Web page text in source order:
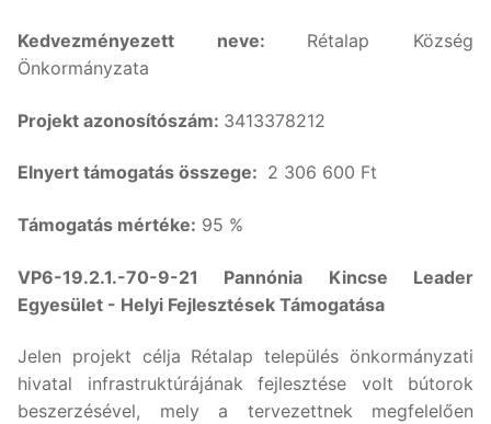
Kedvezményezett neve: Rétalap Község
Önkormányzata
Projekt azonosítószám: 3413378212
Elnyert támogatás összege: 2 306 600 Ft
Támogatás mértéke: 95 %
VP6-19.2.1.-70-9-21 Pannónia Kincse Leader
Egyesület - Helyi Fejlesztések Támogatása
Jelen projekt célja Rétalap település önkormányzati
hivatal infrastruktúrájának fejlesztése volt bútorok
beszerzésével, mely a tervezettnek megfelelően